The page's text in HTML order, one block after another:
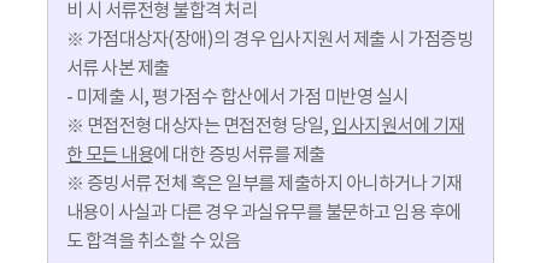
비 시 서류전형 불합격 처리
※ 가점대상자(장애)의 경우 입사지원서 제출 시 가점증빙
서류 사본 제출
- 미제출 시, 평가점수 합산에서 가점 미반영 실시
※ 면접전형 대상자는 면접전형 당일, 입사지원서에 기재
한 모든 내용에 대한 증빙서류를 제출
※ 증빙서류 전체 혹은 일부를 제출하지 아니하거나 기재
내용이 사실과 다른 경우 과실유무를 불문하고 임용 후에
도 합격을 취소할 수 있음